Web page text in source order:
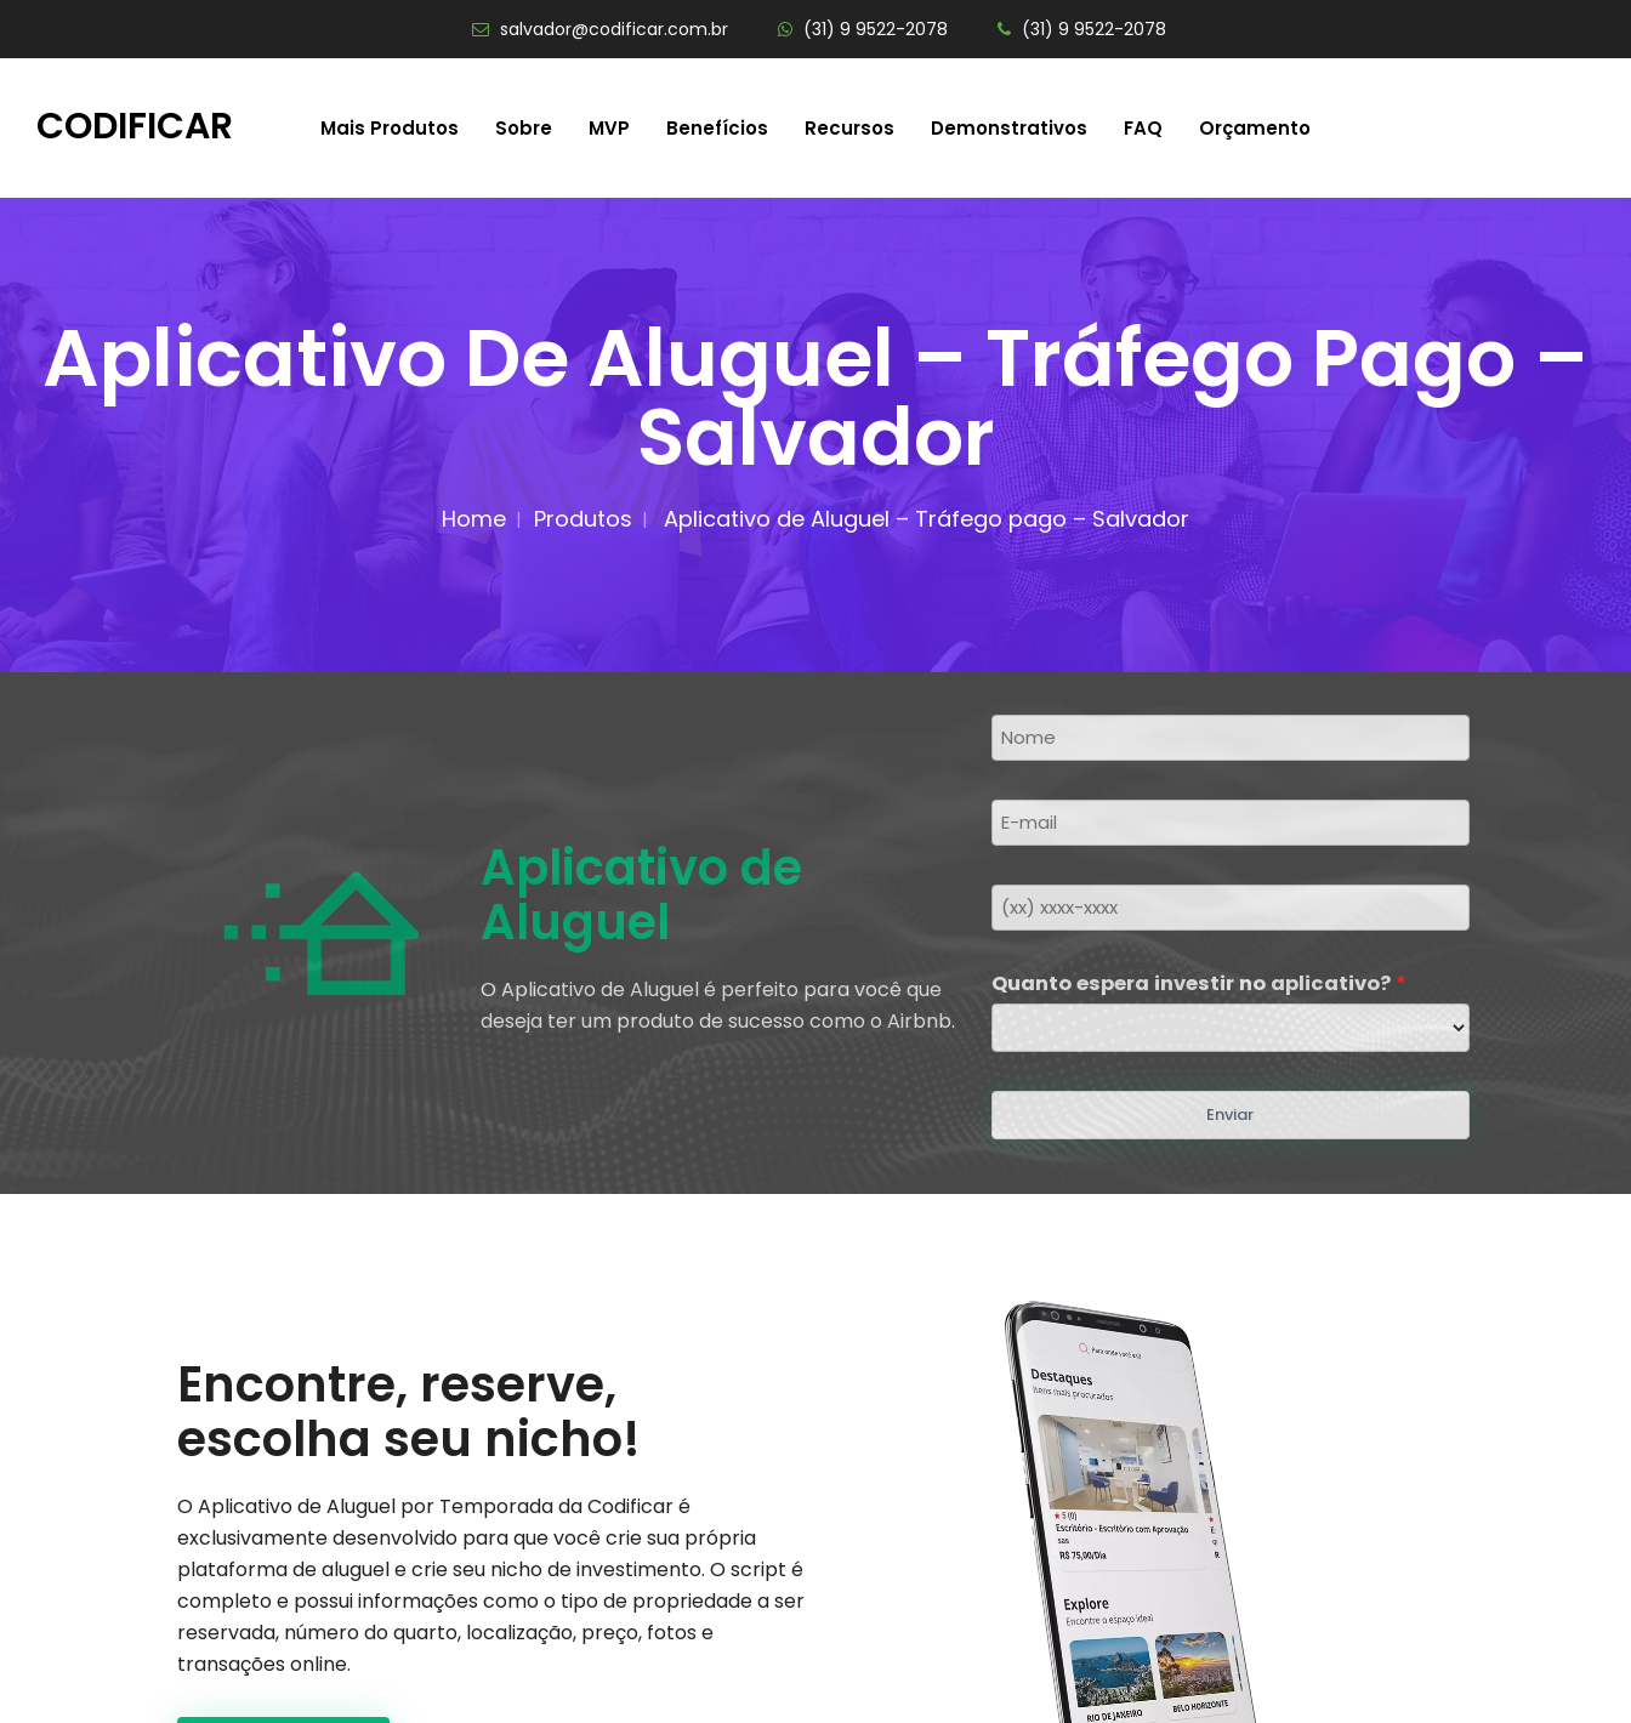
salvador@codificar.com.br (31) 9 9522-2078 (31) 9 9522-2078
CODIFICAR Mais Produtos Sobre MVP Benefícios Recursos Demonstrativos FAQ Orçamento
Aplicativo De Aluguel – Tráfego Pago –
Salvador
Home Produtos Aplicativo de Aluguel – Tráfego pago – Salvador
Aplicativo de
Aluguel
O Aplicativo de Aluguel é perfeito para você que
deseja ter um produto de sucesso como o Airbnb.
Quanto espera investir no aplicativo?
Enviar
Encontre, reserve,
escolha seu nicho!
O Aplicativo de Aluguel por Temporada da Codificar é
exclusivamente desenvolvido para que você crie sua própria
plataforma de aluguel e crie seu nicho de investimento. O script é
completo e possui informações como o tipo de propriedade a ser
reservada, número do quarto, localização, preço, fotos e
transações online.